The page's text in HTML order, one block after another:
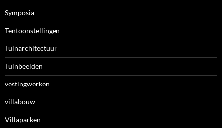
Symposia
Tentoonstellingen
Tuinarchitectuur
Tuinbeelden
vestingwerken
villabouw
Villaparken